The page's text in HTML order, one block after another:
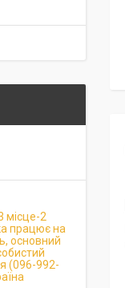
місце-2
працює на
основний
(096-992-